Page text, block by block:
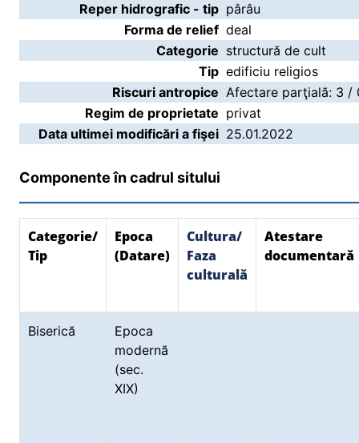
Reper hidrografic - tip pârâu
Forma de relief deal
Categorie structură de cult
Tip edificiu religios
Riscuri antropice Afectare parţială: 3 /
Regim de proprietate privat
Data ultimei modificări a fişei 25.01.2022
Componente în cadrul sitului
Categorie/
Tip
Epoca
(Datare)
Cultura/
Faza
culturală
Atestare
documentară
Biserică
Epoca
modernă
(sec.
XIX)